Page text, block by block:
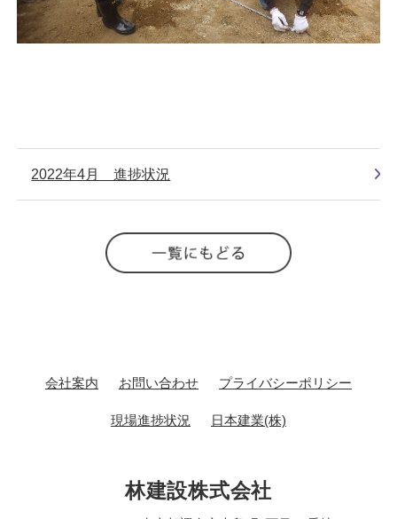
2022年4月 進捗状況
会社案内 お問い合わせ プライバシーポリシー
現場進捗状況 日本建業(株)
林建設株式会社